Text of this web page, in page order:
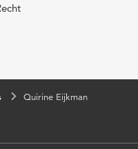
Quirine Eijkman